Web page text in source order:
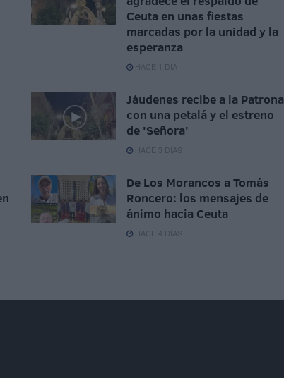
Ceuta en unas fiestas
marcadas por la unidad y la
esperanza
HACE 1 DÍA
Jáudenes recibe a la Patrona
con una petalá y el estreno
de 'Señora'
HACE 3 DÍAS
De Los Morancos a Tomás
Roncero: los mensajes de
ánimo hacia Ceuta
HACE 4 DÍAS